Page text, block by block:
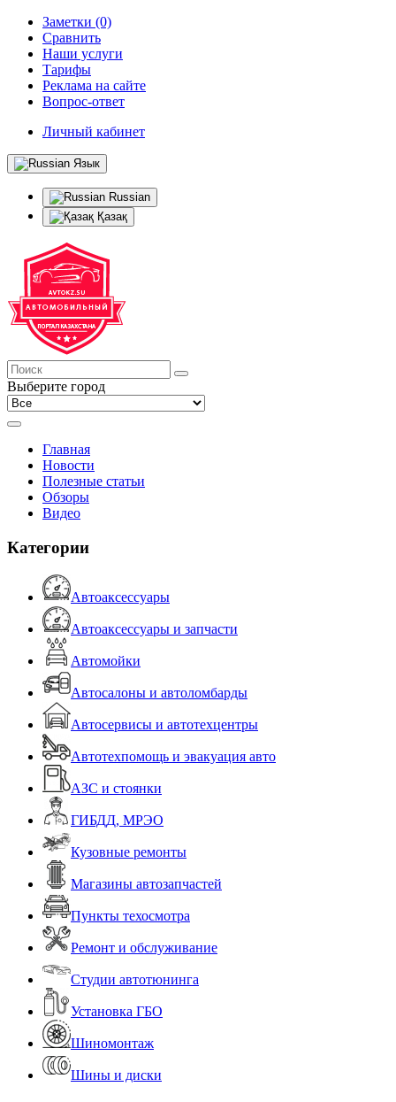
Заметки (0)
Сравнить
Наши услуги
Тарифы
Реклама на сайте
Вопрос-ответ
Личный кабинет
Язык
Russian
Қазақ
Выберите город
Главная
Новости
Полезные статьи
Обзоры
Видео
Категории
Автоаксессуары
Автоаксессуары и запчасти
Автомойки
Автосалоны и автоломбарды
Автосервисы и автотехцентры
Автотехпомощь и эвакуация авто
АЗС и стоянки
ГИБДД, МРЭО
Кузовные ремонты
Магазины автозапчастей
Пункты техосмотра
Ремонт и обслуживание
Студии автотюнинга
Установка ГБО
Шиномонтаж
Шины и диски